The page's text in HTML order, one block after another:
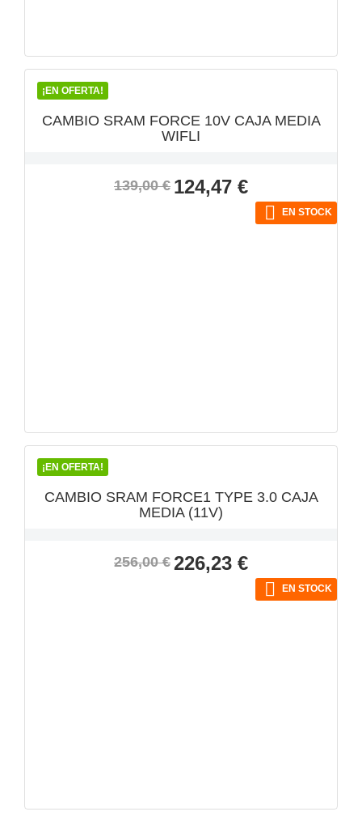
¡EN OFERTA!
CAMBIO SRAM FORCE 10V CAJA MEDIA
WIFLI
Precio
139,00 € Precio
124,47 €
 EN STOCK
¡EN OFERTA!
CAMBIO SRAM FORCE1 TYPE 3.0 CAJA
MEDIA (11V)
Precio
256,00 € Precio
226,23 €
 EN STOCK